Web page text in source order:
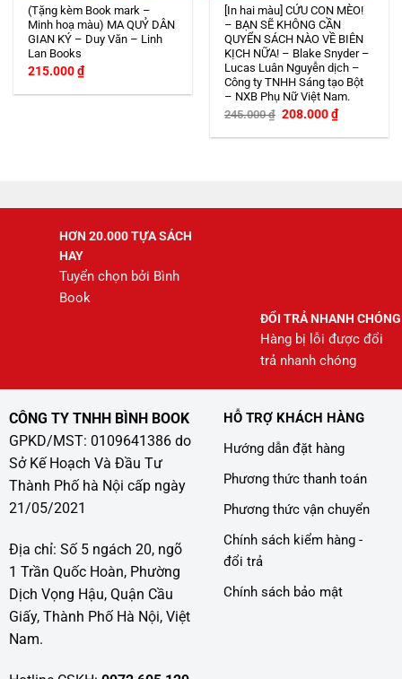
(Tặng kèm Book mark –
Minh hoạ màu) MA QUỶ DÂN
GIAN KÝ – Duy Văn – Linh
Lan Books
215.000₫
[In hai màu] CỨU CON MÈO!
– BẠN SẼ KHÔNG CẦN
QUYỂN SÁCH NÀO VỀ BIÊN
KỊCH NỮA! – Blake Snyder –
Lucas Luân Nguyễn dịch –
Công ty TNHH Sáng tạo Bột
– NXB Phụ Nữ Việt Nam.
245.000₫ Giá
gốc
là:
208.000₫Giá
hiện
tại
HƠN 20.000 TỰA SÁCH
HAY
Tuyển chọn bởi Bình
Book
ĐỔI TRẢ NHANH CHÓNG
Hàng bị lỗi được đổi
trả nhanh chóng
CÔNG TY TNHH BÌNH BOOK
GPKD/MST: 0109641386 do
Sở Kế Hoạch Và Đầu Tư
Thành Phố hà Nội cấp ngày
21/05/2021
Địa chỉ: Số 5 ngách 20, ngõ
1 Trần Quốc Hoàn, Phường
Dịch Vọng Hậu, Quận Cầu
Giấy, Thành Phố Hà Nội, Việt
Nam.
HỖ TRỢ KHÁCH HÀNG
Hướng dẫn đặt hàng
Phương thức thanh toán
Phương thức vận chuyển
Chính sách kiểm hàng -
đổi trả
Chính sách bảo mật